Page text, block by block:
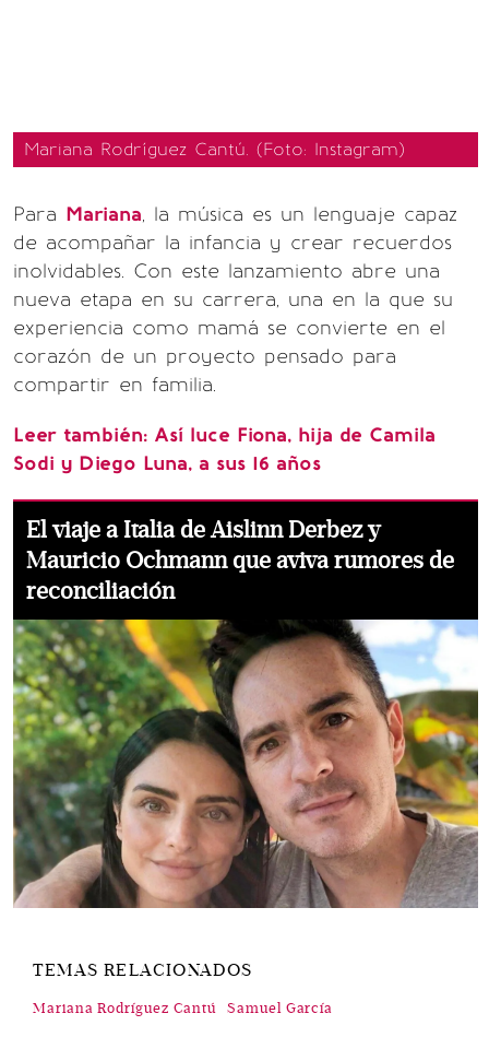
Mariana Rodríguez Cantú. (Foto: Instagram)
Para Mariana, la música es un lenguaje capaz
de acompañar la infancia y crear recuerdos
inolvidables. Con este lanzamiento abre una
nueva etapa en su carrera, una en la que su
experiencia como mamá se convierte en el
corazón de un proyecto pensado para
compartir en familia.
Leer también: Así luce Fiona, hija de Camila
Sodi y Diego Luna, a sus 16 años
El viaje a Italia de Aislinn Derbez y
Mauricio Ochmann que aviva rumores de
reconciliación
TEMAS RELACIONADOS
Mariana Rodríguez Cantú Samuel García